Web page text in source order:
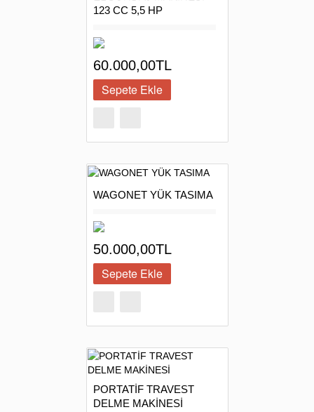
123 CC 5,5 HP
60.000,00TL
WAGONET YÜK TASIMA
50.000,00TL
PORTATİF TRAVEST
DELME MAKİNESİ